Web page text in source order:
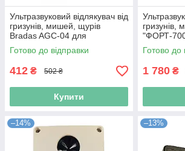
Ультразвуковий відлякувач від
гризунів, мишей, щурів
Bradas AGC-04 для
автомобілів 6-12 В 20 кв. м
(Niz16879)
Готово до відправки
412 ₴ 502 ₴
Купити
гризунів,
"ФОРТ-
(Niz17164)
Готово до
1 780 ₴
–14% –13%